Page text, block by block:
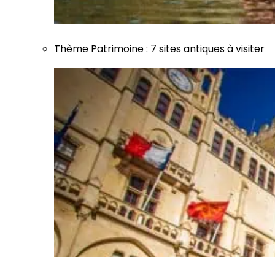
Thème Patrimoine: 7 sites antiques à visiter